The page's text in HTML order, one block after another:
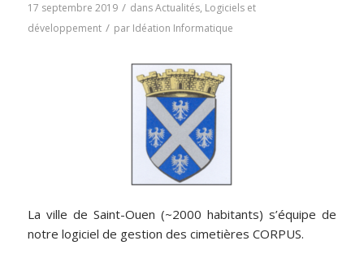
17 septembre 2019 / dansActualités, Logiciels et
développement / par Idéation Informatique
La ville de Saint-Ouen (~2000 habitants) s’équipe de
notre logiciel de gestion des cimetières CORPUS.